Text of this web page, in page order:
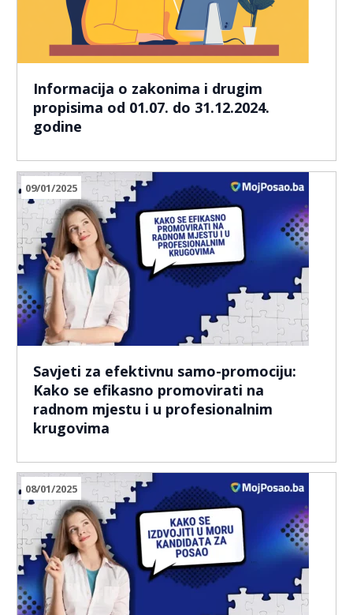
Informacija o zakonima i drugim
propisima od 01.07. do 31.12.2024.
godine
09/01/2025
Savjeti za efektivnu samo-promociju:
Kako se efikasno promovirati na
radnom mjestu i u profesionalnim
krugovima
08/01/2025